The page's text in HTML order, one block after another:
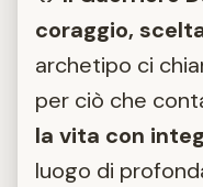
coraggio,
archetipo ci
per ciò che
la vita con
luogo di